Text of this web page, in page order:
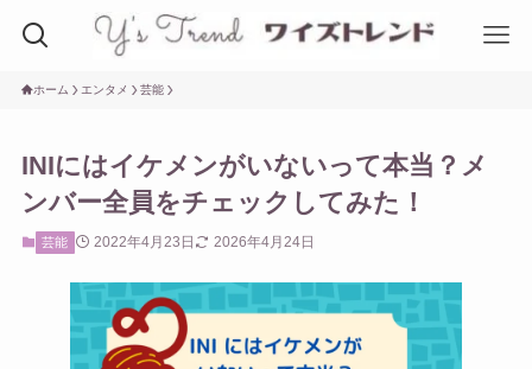
ホーム エンタメ 芸能
INIにはイケメンがいないって本当？メ
ンバー全員をチェックしてみた！
芸能 2022年4月23日 2026年4月24日